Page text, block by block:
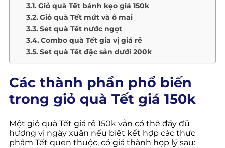
Giỏ quà Tết bánh kẹo giá 150k
Giỏ quà Tết mứt và ô mai
Set quà Tết nước ngọt
Combo quà Tết gia vị giá rẻ
Set quà Tết đặc sản dưới 200k
Các thành phần phổ biến
trong giỏ quà Tết giá 150k
Một giỏ quà Tết giá rẻ 150k vẫn có thể đầy đủ
hương vị ngày xuân nếu biết kết hợp các thực
phẩm Tết quen thuộc, có giá thành hợp lý sau: